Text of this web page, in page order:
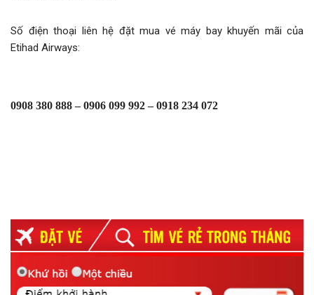
Số điện thoại liên hệ đặt mua vé máy bay khuyến mãi của
Etihad Airways:
0908 380 888 – 0906 099 992 – 0918 234 072